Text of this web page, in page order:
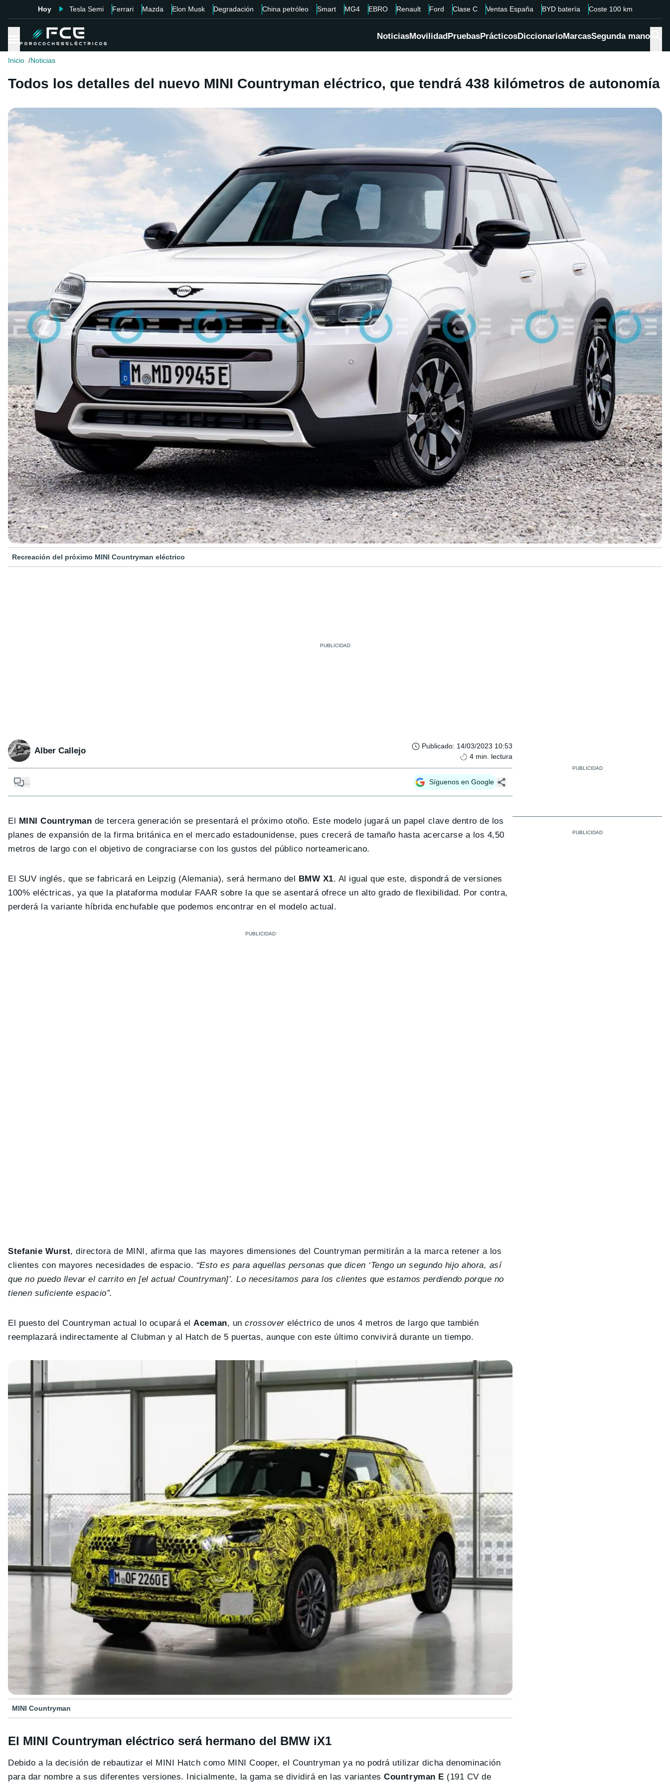
Hoy Tesla Semi Ferrari Mazda Elon Musk Degradación China petróleo Smart MG4 EBRO Renault Ford Clase C Ventas España BYD batería Coste 100 km
NoticiasMovilidadPruebasPrácticosDiccionarioMarcasSegunda mano
Inicio Noticias
Todos los detalles del nuevo MINI Countryman eléctrico, que tendrá 438 kilómetros de autonomía
Recreación del próximo MINI Countryman eléctrico
Alber Callejo Publicado: 14/03/2023 10:53
4 min. lectura
... Síguenos en Google
El MINI Countryman de tercera generación se presentará el próximo otoño. Este modelo jugará un papel clave dentro de los
planes de expansión de la firma británica en el mercado estadounidense, pues crecerá de tamaño hasta acercarse a los 4,50
metros de largo con el objetivo de congraciarse con los gustos del público norteamericano.
El SUV inglés, que se fabricará en Leipzig (Alemania), será hermano del BMW X1. Al igual que este, dispondrá de versiones
100% eléctricas, ya que la plataforma modular FAAR sobre la que se asentará ofrece un alto grado de flexibilidad. Por contra,
perderá la variante híbrida enchufable que podemos encontrar en el modelo actual.
Stefanie Wurst, directora de MINI, afirma que las mayores dimensiones del Countryman permitirán a la marca retener a los
clientes con mayores necesidades de espacio. “Esto es para aquellas personas que dicen ‘Tengo un segundo hijo ahora, así
que no puedo llevar el carrito en [el actual Countryman]’. Lo necesitamos para los clientes que estamos perdiendo porque no
tienen suficiente espacio”.
El puesto del Countryman actual lo ocupará elAceman, uncrossovereléctrico de unos 4 metros de largo que también
reemplazará indirectamente al Clubman y al Hatch de 5 puertas, aunque con este último convivirá durante un tiempo.
MINI Countryman
El MINI Countryman eléctrico será hermano del BMW iX1
Debido a la decisión de rebautizar el MINI Hatch como MINI Cooper, el Countryman ya no podrá utilizar dicha denominación
para dar nombre a sus diferentes versiones. Inicialmente, la gama se dividirá en las variantesCountryman E (191 CV de